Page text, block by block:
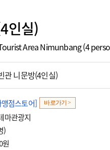
인실)
Area Nimunbang (4
관 니문방(4인실)
점스토어] 바로가기 >
마관광지
)
원